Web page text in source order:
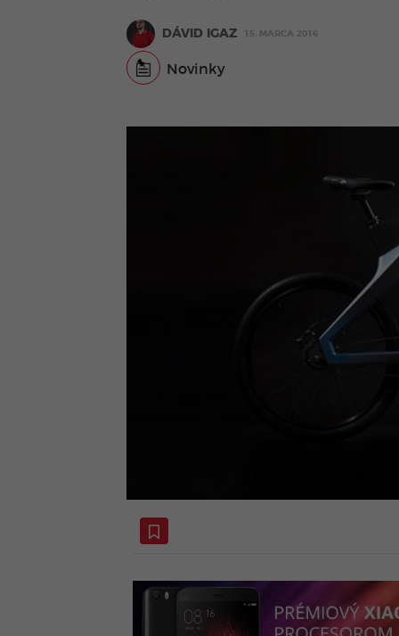
DÁVID IGAZ 15. MARCA 2016
Novinky